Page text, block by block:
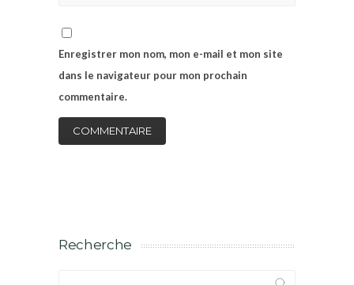
Enregistrer mon nom, mon e-mail et mon site
dans le navigateur pour mon prochain
commentaire.
Recherche